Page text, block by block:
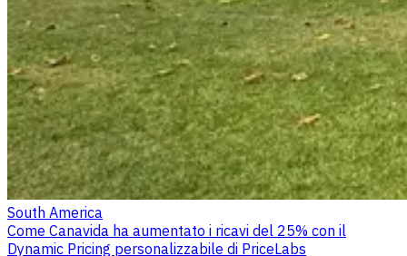
South America
Come Canavida ha aumentato i ricavi del 25% con il
Dynamic Pricing personalizzabile di PriceLabs